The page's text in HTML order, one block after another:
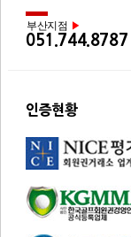
부산지점 ▶
051.744.8787
인증현황